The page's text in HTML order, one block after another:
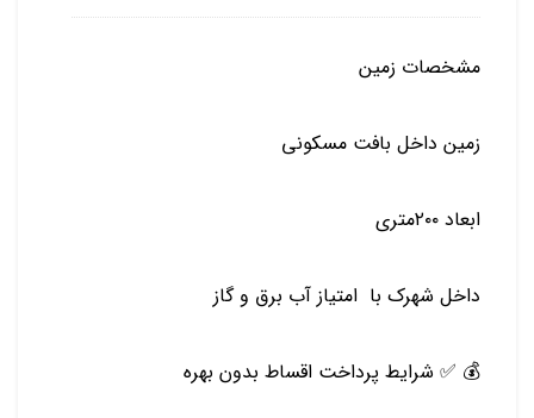
مشخصات زمين
زمین داخل بافت مسکونی
ابعاد ۲۰۰متری
داخل شهرک با امتیاز آب برق و گاز
💰 ✅ شرایط پرداخت اقساط بدون بهره